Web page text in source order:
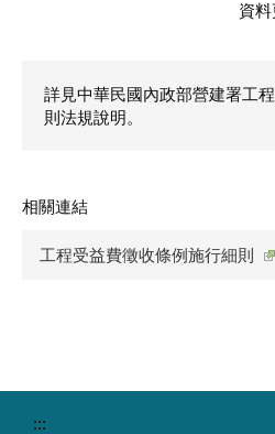
資
詳見中華民國內政部營建署工
則法規說明。
相關連結
工程受益費徵收條例施行細則
:::